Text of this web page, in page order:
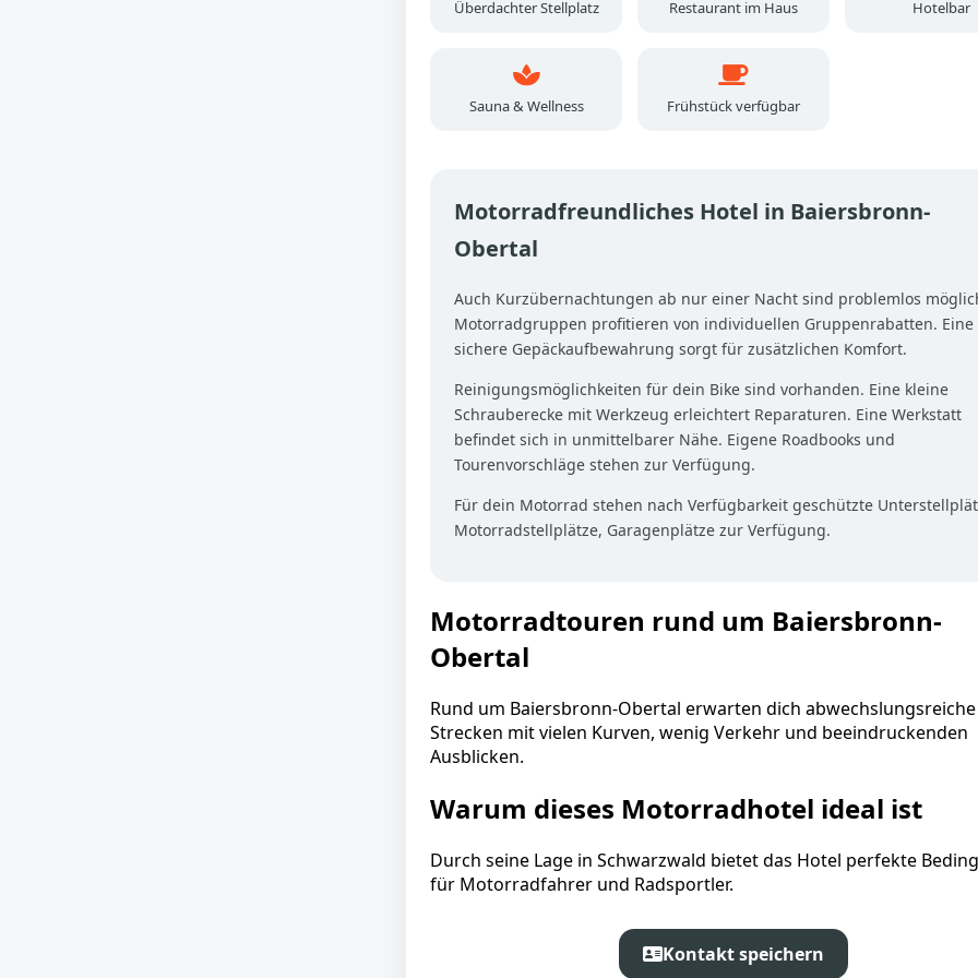
Überdachter Stellplatz Restaurant im Haus Hotelbar
Sauna & Wellness Frühstück verfügbar
Motorradfreundliches Hotel in Baiersbronn-
Obertal
Auch Kurzübernachtungen ab nur einer Nacht sind problemlos
Motorradgruppen profitieren von individuellen Gruppenrabatten. Eine
sichere Gepäckaufbewahrung sorgt für zusätzlichen Komfort.
Reinigungsmöglichkeiten für dein Bike sind vorhanden. Eine kleine
Schrauberecke mit Werkzeug erleichtert Reparaturen. Eine Werkstatt
befindet sich in unmittelbarer Nähe. Eigene Roadbooks und
Tourenvorschläge stehen zur Verfügung.
Für dein Motorrad stehen nach Verfügbarkeit geschützte
Motorradstellplätze, Garagenplätze zur Verfügung.
Motorradtouren rund um Baiersbronn-
Obertal
Rund um Baiersbronn-Obertal erwarten dich abwechslungsreiche
Strecken mit vielen Kurven, wenig Verkehr und beeindruckenden
Ausblicken.
Warum dieses Motorradhotel ideal ist
Durch seine Lage in Schwarzwald bietet das Hotel perfekte
für Motorradfahrer und Radsportler.
Kontakt speichern